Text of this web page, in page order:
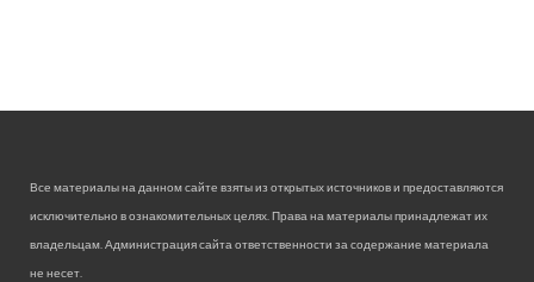
Все материалы на данном сайте взяты из открытых источников и предоставляются
исключительно в ознакомительных целях. Права на материалы принадлежат их
владельцам. Администрация сайта ответственности за содержание материала
не несет.